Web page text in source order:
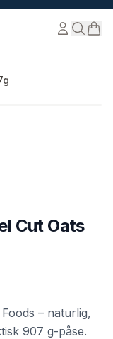
förbehållna.
Cut Oats
– naturlig,
907 g-påse.